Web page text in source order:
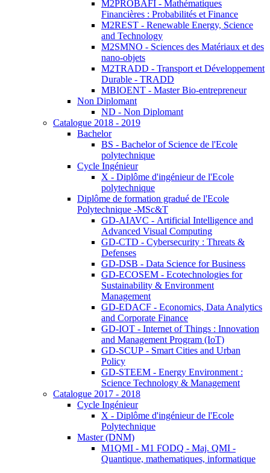
M2PROBAFI - Mathématiques
Financières : Probabilités et Finance
M2REST - Renewable Energy, Science
and Technology
M2SMNO - Sciences des Matériaux et des
nano-objets
M2TRADD - Transport et Développement
Durable - TRADD
MBIOENT - Master Bio-entrepreneur
Non Diplomant
ND - Non Diplomant
Catalogue 2018 - 2019
Bachelor
BS - Bachelor of Science de l'Ecole
polytechnique
Cycle Ingénieur
X - Diplôme d'ingénieur de l'Ecole
polytechnique
Diplôme de formation gradué de l'Ecole
Polytechnique -MSc&T
GD-AIAVC - Artificial Intelligence and
Advanced Visual Computing
GD-CTD - Cybersecurity : Threats &
Defenses
GD-DSB - Data Science for Business
GD-ECOSEM - Ecotechnologies for
Sustainability & Environment
Management
GD-EDACF - Economics, Data Analytics
and Corporate Finance
GD-IOT - Internet of Things : Innovation
and Management Program (IoT)
GD-SCUP - Smart Cities and Urban
Policy
GD-STEEM - Energy Environment :
Science Technology & Management
Catalogue 2017 - 2018
Cycle Ingénieur
X - Diplôme d'ingénieur de l'Ecole
Polytechnique
Master (DNM)
M1QMI - M1 FODQ - Maj. QMI -
Quantique, mathematiques, informatique